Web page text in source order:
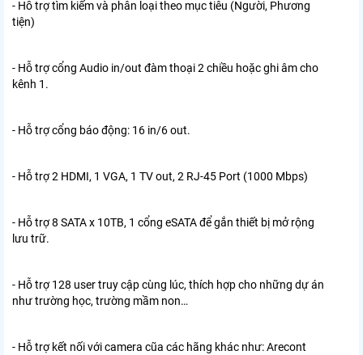
- Hỗ trợ tìm kiếm và phân loại theo mục tiêu (Người, Phương
tiện)
- Hỗ trợ cổng Audio in/out đàm thoại 2 chiều hoặc ghi âm cho
kênh 1.
- Hỗ trợ cổng báo động: 16 in/6 out.
- Hỗ trợ 2 HDMI, 1 VGA, 1 TV out, 2 RJ-45 Port (1000 Mbps)
- Hỗ trợ 8 SATA x 10TB, 1 cổng eSATA để gắn thiết bị mở rộng
lưu trữ.
- Hỗ trợ 128 user truy cập cùng lúc, thích hợp cho những dự án
như trường học, trường mầm non…
- Hỗ trợ kết nối với camera cũa các hãng khác như: Arecont